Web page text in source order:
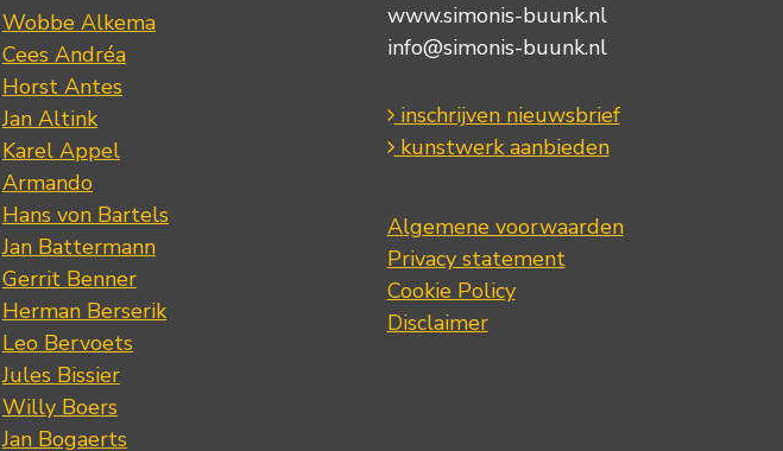
Wobbe Alkema
Cees Andréa
Horst Antes
Jan Altink
Karel Appel
Armando
Hans von Bartels
Jan Battermann
Gerrit Benner
Herman Berserik
Leo Bervoets
Jules Bissier
Willy Boers
Jan Bogaerts
www.simonis-buunk.nl
info@simonis-buunk.nl
inschrijven nieuwsbrief
kunstwerk aanbieden
Algemene voorwaarden
Privacy statement
Cookie Policy
Disclaimer